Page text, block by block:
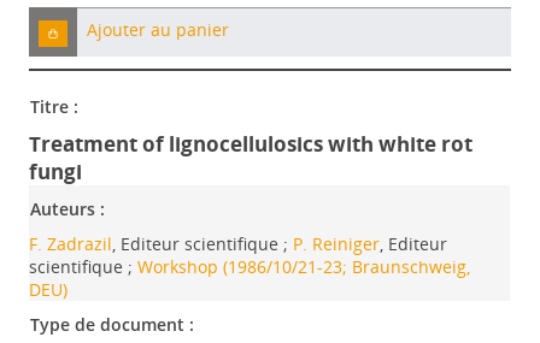
Ajouter au panier
Titre :
Treatment of lignocellulosics with white rot
fungi
Auteurs :
F. Zadrazil, Editeur scientifique ; P. Reiniger, Editeur
scientifique ;Workshop (1986/10/21-23; Braunschweig,
DEU)
Type de document :